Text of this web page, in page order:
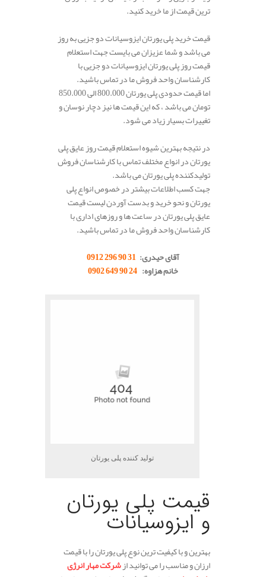
ترین قیمت از ما خرید کنید.
قیمت خرید پلی یورتان ایزوسیانات دو جزیی به روز
می باشد و شما عزیزان می بایست جهت استعلام
قیمت روز پلی یورتان ایزوسیانات دو جزیی با
کارشناسان واحد فروش ما در تماس باشید.
اما قیمت حدودی پلی یورتان 800.000 الی 850.000
تومان می باشد ، که این قیمت ها نیز دچار نوسان و
تغییرات بسیار زیاد می شود.
در نتیجه بهترین شیوه استعلام قیمت روز عایق پلی
یورتان در انواع مختلف تماس با کارشناسان فروش
تولیدکننده پلی یورتان می باشد.
جهت کسب اطلاعات بیشتر در خصوص انواع پلی
یورتان و نحو خرید و بدست آوردن لیست قیمت
عایق پلی یورتان در ساعت ها و روزهای اداری با
کارشناسان واحد فروش ما در تماس باشید.
آقای حیدری: 31 90 296 0912
خانم هزاوه: 24 90 649 0902
تولید کننده پلی یورتان
قیمت پلی یورتان
و ایزوسیانات
بهترین و با کیفیت ترین نوع پلی یورتان را با قیمت
ارزان و مناسب را می توانید ازشرکت مهار انرژی